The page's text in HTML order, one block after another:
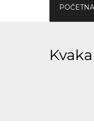
POČETNA